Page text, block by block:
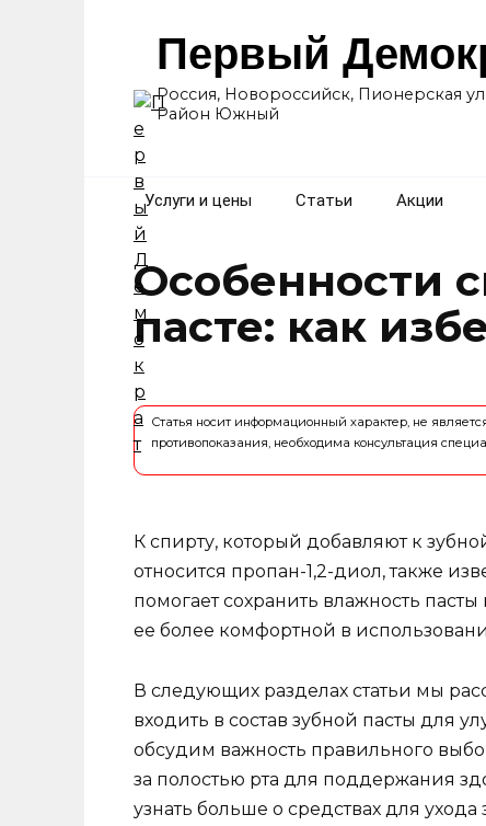
Первый
Россия, Новороссийск, Пионерская
Район Южный
Услуги и цены Статьи Акции
Особенности
пасте: как
Статья носит информационный характер, не
противопоказания, необходима консультация
К спирту, который добавляют к
относится пропан-1,2-диол, также
помогает сохранить влажность
ее более комфортной в
В следующих разделах статьи мы
входить в состав зубной пасты для
обсудим важность правильного
за полостью рта для поддержания
узнать больше о средствах для